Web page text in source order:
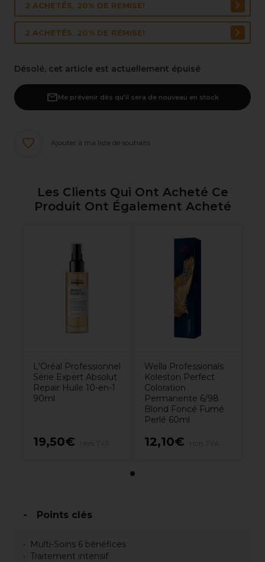
2 ACHETÉS, 20% DE REMISE!
2 ACHETÉS, 20% DE REMISE!
Désolé, cet article est actuellement épuisé
Me prévenir dès qu’il sera de nouveau en stock
Ajouter à ma liste de souhaits
Les Clients Qui Ont Acheté Ce
Produit Ont Également Acheté
L'Oréal Professionnel
Série Expert Absolut
Repair Huile 10-en-1
90ml
19,50€
Wella Professionals
Koleston Perfect
Coloration
Permanente 6/98
Blond Foncé Fumé
Perlé 60ml
12,10€
Points clés
Multi-Soins 6 bénéfices
Traitement intensif